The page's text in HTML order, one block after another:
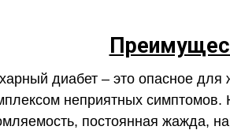
диабет – это опасное для
неприятных
постоянная жажда,